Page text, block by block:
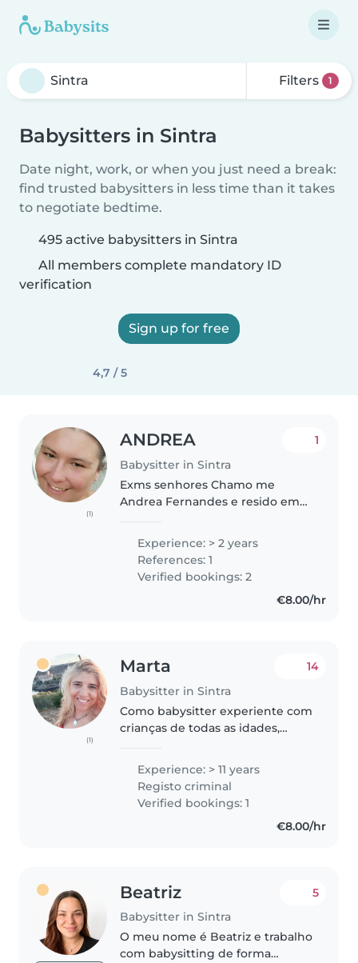
Filters 1
Babysitters in Sintra
Date night, work, or when you just need a break:
find trusted babysitters in less time than it takes
to negotiate bedtime.
495 active babysitters in Sintra
All members complete mandatory ID
verification
Sign up for free
4,7 / 5
(1)
ANDREA
Babysitter in Sintra
1
Exms senhores Chamo me
Andrea Fernandes e resido em
sobretudo atenciosa Considero
me uma pessoa dinamica,bem
disposta e educada e tenho boa
interacção..
Experience: > 2 years
References: 1
Verified bookings: 2
€8.00/hr
(1)
Marta
Babysitter in Sintra
14
Como babysitter experiente com
crianças de todas as idades,
excelência. Sou responsável,
atenta e carinhosa, com uma
Licenciatura em Educação..
Experience: > 11 years
Registo criminal
Verified bookings: 1
€8.00/hr
Beatriz
Babysitter in Sintra
5
O meu nome é Beatriz e trabalho
com babysitting de forma